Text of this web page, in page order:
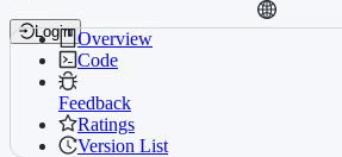
Login Overview
Code
Feedback
Ratings
Version List